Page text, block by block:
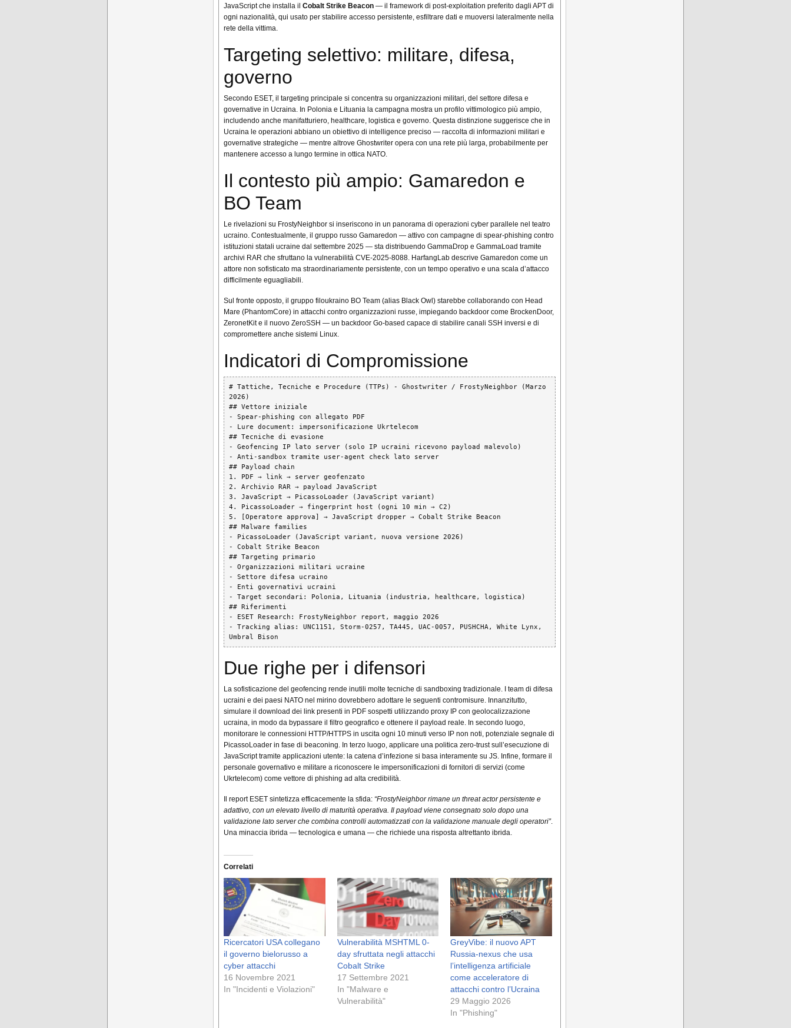
JavaScript che installa il Cobalt Strike Beacon — il framework di post-exploitation preferito dagli APT di
ogni nazionalità, qui usato per stabilire accesso persistente, esfiltrare dati e muoversi lateralmente nella
rete della vittima.
Targeting selettivo: militare, difesa,
governo
Secondo ESET, il targeting principale si concentra su organizzazioni militari, del settore difesa e
governative in Ucraina. In Polonia e Lituania la campagna mostra un profilo vittimologico più ampio,
includendo anche manifatturiero, healthcare, logistica e governo. Questa distinzione suggerisce che in
Ucraina le operazioni abbiano un obiettivo di intelligence preciso — raccolta di informazioni militari e
governative strategiche — mentre altrove Ghostwriter opera con una rete più larga, probabilmente per
mantenere accesso a lungo termine in ottica NATO.
Il contesto più ampio: Gamaredon e
BO Team
Le rivelazioni su FrostyNeighbor si inseriscono in un panorama di operazioni cyber parallele nel teatro
ucraino. Contestualmente, il gruppo russo Gamaredon — attivo con campagne di spear-phishing contro
istituzioni statali ucraine dal settembre 2025 — sta distribuendo GammaDrop e GammaLoad tramite
archivi RAR che sfruttano la vulnerabilità CVE-2025-8088. HarfangLab descrive Gamaredon come un
attore non sofisticato ma straordinariamente persistente, con un tempo operativo e una scala d’attacco
difficilmente eguagliabili.
Sul fronte opposto, il gruppo filoukraino BO Team (alias Black Owl) starebbe collaborando con Head
Mare (PhantomCore) in attacchi contro organizzazioni russe, impiegando backdoor come BrockenDoor,
ZeronetKit e il nuovo ZeroSSH — un backdoor Go-based capace di stabilire canali SSH inversi e di
compromettere anche sistemi Linux.
Indicatori di Compromissione
# Tattiche, Tecniche e Procedure (TTPs) - Ghostwriter / FrostyNeighbor (Marzo
2026)
## Vettore iniziale
- Spear-phishing con allegato PDF
- Lure document: impersonificazione Ukrtelecom
## Tecniche di evasione
- Geofencing IP lato server (solo IP ucraini ricevono payload malevolo)
- Anti-sandbox tramite user-agent check lato server
## Payload chain
1. PDF → link → server geofenzato
2. Archivio RAR → payload JavaScript
3. JavaScript → PicassoLoader (JavaScript variant)
4. PicassoLoader → fingerprint host (ogni 10 min → C2)
5. [Operatore approva] → JavaScript dropper → Cobalt Strike Beacon
## Malware families
- PicassoLoader (JavaScript variant, nuova versione 2026)
- Cobalt Strike Beacon
## Targeting primario
- Organizzazioni militari ucraine
- Settore difesa ucraino
- Enti governativi ucraini
- Target secondari: Polonia, Lituania (industria, healthcare, logistica)
## Riferimenti
- ESET Research: FrostyNeighbor report, maggio 2026
- Tracking alias: UNC1151, Storm-0257, TA445, UAC-0057, PUSHCHA, White Lynx,
Umbral Bison
Due righe per i difensori
La sofisticazione del geofencing rende inutili molte tecniche di sandboxing tradizionale. I team di difesa
ucraini e dei paesi NATO nel mirino dovrebbero adottare le seguenti contromisure. Innanzitutto,
simulare il download dei link presenti in PDF sospetti utilizzando proxy IP con geolocalizzazione
ucraina, in modo da bypassare il filtro geografico e ottenere il payload reale. In secondo luogo,
monitorare le connessioni HTTP/HTTPS in uscita ogni 10 minuti verso IP non noti, potenziale segnale di
PicassoLoader in fase di beaconing. In terzo luogo, applicare una politica zero-trust sull’esecuzione di
JavaScript tramite applicazioni utente: la catena d’infezione si basa interamente su JS. Infine, formare il
personale governativo e militare a riconoscere le impersonificazioni di fornitori di servizi (come
Ukrtelecom) come vettore di phishing ad alta credibilità.
Il report ESET sintetizza efficacemente la sfida: “FrostyNeighbor rimane un threat actor persistente e
adattivo, con un elevato livello di maturità operativa. Il payload viene consegnato solo dopo una
validazione lato server che combina controlli automatizzati con la validazione manuale degli operatori”.
Una minaccia ibrida — tecnologica e umana — che richiede una risposta altrettanto ibrida.
Correlati
Ricercatori USA collegano
il governo bielorusso a
cyber attacchi
16 Novembre 2021
In "Incidenti e Violazioni"
Vulnerabilità MSHTML 0-
day sfruttata negli attacchi
Cobalt Strike
17 Settembre 2021
In "Malware e
Vulnerabilità"
GreyVibe: il nuovo APT
Russia-nexus che usa
l’intelligenza artificiale
come acceleratore di
attacchi contro l’Ucraina
29 Maggio 2026
In "Phishing"